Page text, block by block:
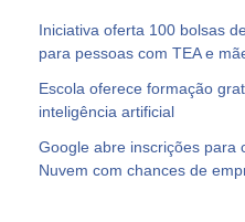
Iniciativa oferta 100 bolsas
para pessoas com TEA e
Escola oferece formação
inteligência artificial
Google abre inscrições para
Nuvem com chances de